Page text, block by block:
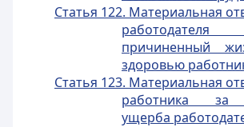
Статья 122. Материальная
причиненный
здоровью
Статья 123. Материальная
работника за
ущерба